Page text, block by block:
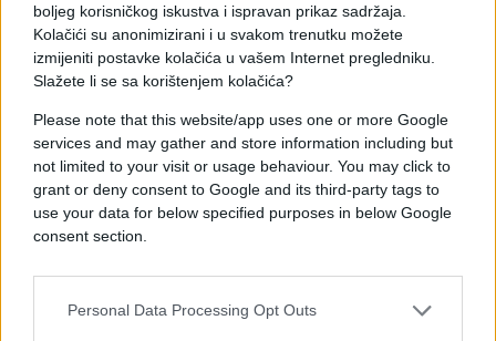
boljeg korisničkog iskustva i ispravan prikaz sadržaja.
Kolačići su anonimizirani i u svakom trenutku možete
izmijeniti postavke kolačića u vašem Internet pregledniku.
Slažete li se sa korištenjem kolačića?
Please note that this website/app uses one or more Google
services and may gather and store information including but
not limited to your visit or usage behaviour. You may click to
grant or deny consent to Google and its third-party tags to
use your data for below specified purposes in below Google
consent section.
Personal Data Processing Opt Outs
- Mi već sada u ovih nekoliko općina imamo
izražen nedostatak kvalifikovanih radnika. Da ne
govorimo o poljiprivredi, to je izraženo već dugo,
govorimo o radnicima u industriji. Smatramo da
je ovo jedan od načina za prevazilaženje tog
problema- rekao je predsjednik Udruženja
privrednika Gradačca Muhamed Bilajac.
U Gradačcu je od 2012. do 2017. godine brpoj
povaćenje za skoro 25 posto. Računaju da će u ovoj
godini biti otvoreno dodatnih 500 radnih mjesta.